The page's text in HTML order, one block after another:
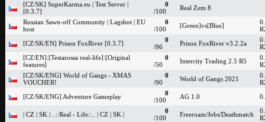
[CZ/SK] SuperKarma.eu | Test Server |
[0.3.7]
0
/100
Real Zem 8
Russian Sawn-off Community | Lagshot | EU
host
0
/100
[Green]vs[Blue]
[CZ/SK/EN] Prison FoxRiver [0.3.7]
0
/96
Prison FoxRiver v3.2.2a
[CZ/EN]:[Testarossa real-life]:[Original
features]
0
/50
Intercity Trading 2.5 R5
[CZ/SK/ENG] World of Gangs - XMAS
VOUCHER!
0
/90
World of Gangs 2021
[CZ/SK/ENG] Adventure Gameplay
0
/100
AG 1.0
| CZ | SK | ..::Real - Life::.. | CZ | SK |
0
/100
Freeroam/Jobs/Deathmatch